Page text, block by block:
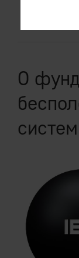
О
систем